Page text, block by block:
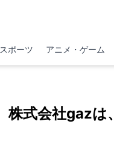
スポーツ アニメ・ゲーム
株式会社gazは